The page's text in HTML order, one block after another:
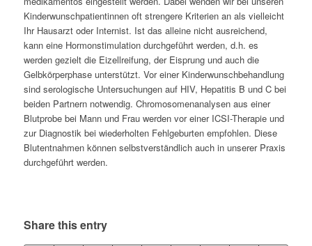
Kinderwunschpatientinnen oft strengere Kriterien an als vielleicht
Ihr Hausarzt oder Internist. Ist das alleine nicht ausreichend,
kann eine Hormonstimulation durchgeführt werden, d.h. es
werden gezielt die Eizellreifung, der Eisprung und auch die
Gelbkörperphase unterstützt. Vor einer Kinderwunschbehandlung
sind serologische Untersuchungen auf HIV, Hepatitis B und C bei
beiden Partnern notwendig. Chromosomenanalysen aus einer
Blutprobe bei Mann und Frau werden vor einer ICSI-Therapie und
zur Diagnostik bei wiederholten Fehlgeburten empfohlen. Diese
Blutentnahmen können selbstverständlich auch in unserer Praxis
durchgeführt werden.
Share this entry